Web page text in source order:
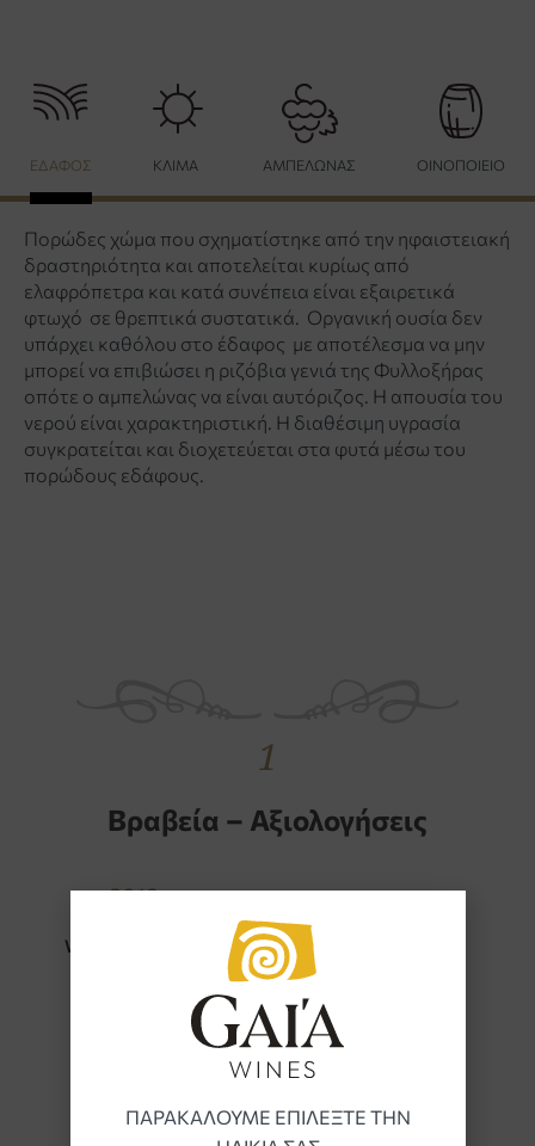
ΕΔΑΦΟΣ ΚΛΙΜΑ ΑΜΠΕΛΩΝΑΣ ΟΙΝΟΠΟΙΕΙΟ
Πορώδες χώμα που σχηματίστηκε από την ηφαιστειακή
δραστηριότητα και αποτελείται κυρίως από
ελαφρόπετρα και κατά συνέπεια είναι εξαιρετικά
φτωχό σε θρεπτικά συστατικά. Οργανική ουσία δεν
υπάρχει καθόλου στο έδαφος με αποτέλεσμα να μην
μπορεί να επιβιώσει η ριζόβια γενιά της Φυλλοξήρας
οπότε ο αμπελώνας να είναι αυτόριζος. Η απουσία του
νερού είναι χαρακτηριστική. Η διαθέσιμη υγρασία
συγκρατείται και διοχετεύεται στα φυτά μέσω του
πορώδους εδάφους.
1
Βραβεία – Αξιολογήσεις
2018
WINE ADVOCATE
ΠΑΡΑΚΑΛΟΥΜΕ ΕΠΙΛΕΞΤΕ ΤΗΝ